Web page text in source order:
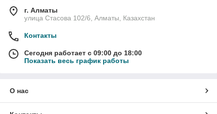
г. Алматы
улица Стасова 102/6, Алматы, Казахстан
Контакты
Сегодня работает с 09:00 до 18:00
Показать весь график работы
О нас